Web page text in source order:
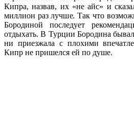
Кипра, назвав, их «не айс» и
миллион раз лучше. Так что
Бородиной последует
отдыхать. В Турции Бородина
ни приезжала с плохими
Кипр не пришелся ей по душе.